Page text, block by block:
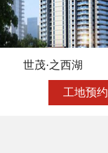
世茂·之西湖
工地预